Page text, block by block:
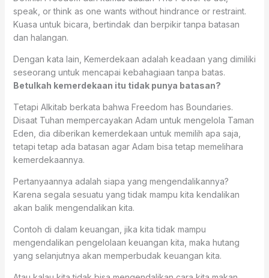
speak, or think as one wants without hindrance or restraint.
Kuasa untuk bicara, bertindak dan berpikir tanpa batasan
dan halangan.
Dengan kata lain, Kemerdekaan adalah keadaan yang dimiliki
seseorang untuk mencapai kebahagiaan tanpa batas.
Betulkah kemerdekaan itu tidak punya batasan?
Tetapi Alkitab berkata bahwa Freedom has Boundaries.
Disaat Tuhan mempercayakan Adam untuk mengelola Taman
Eden, dia diberikan kemerdekaan untuk memilih apa saja,
tetapi tetap ada batasan agar Adam bisa tetap memelihara
kemerdekaannya.
Pertanyaannya adalah siapa yang mengendalikannya?
Karena segala sesuatu yang tidak mampu kita kendalikan
akan balik mengendalikan kita.
Contoh di dalam keuangan, jika kita tidak mampu
mengendalikan pengelolaan keuangan kita, maka hutang
yang selanjutnya akan memperbudak keuangan kita.